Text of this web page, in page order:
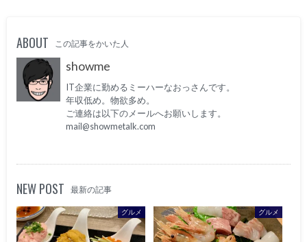
ABOUT この記事をかいた人
showme
IT企業に勤めるミーハーなおっさんです。
年収低め。物欲多め。
ご連絡は以下のメールへお願いします。
mail@showmetalk.com
NEW POST 最新の記事
グルメ グルメ